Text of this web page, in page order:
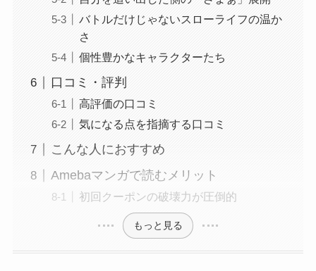
バトルだけじゃないスローライフの温か
さ
個性豊かなキャラクターたち
口コミ・評判
高評価の口コミ
気になる点を指摘する口コミ
こんな人におすすめ
Amebaマンガで読むメリット
初回クーポンの破壊力が圧倒的
もっと見る